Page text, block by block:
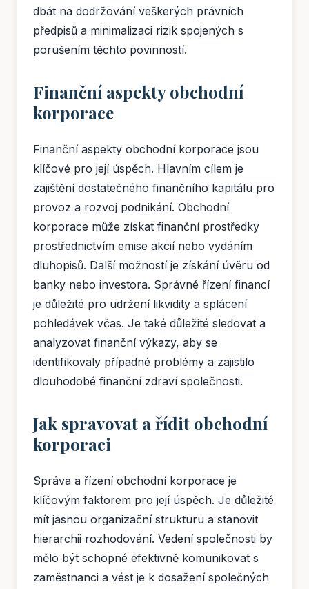
dbát na dodržování veškerých právních
předpisů a minimalizaci rizik spojených s
porušením těchto povinností.
Finanční aspekty obchodní
korporace
Finanční aspekty obchodní korporace jsou
klíčové pro její úspěch. Hlavním cílem je
zajištění dostatečného finančního kapitálu pro
provoz a rozvoj podnikání. Obchodní
korporace může získat finanční prostředky
prostřednictvím emise akcií nebo vydáním
dluhopisů. Další možností je získání úvěru od
banky nebo investora. Správné řízení financí
je důležité pro udržení likvidity a splácení
pohledávek včas. Je také důležité sledovat a
analyzovat finanční výkazy, aby se
identifikovaly případné problémy a zajistilo
dlouhodobé finanční zdraví společnosti.
Jak spravovat a řídit obchodní
korporaci
Správa a řízení obchodní korporace je
klíčovým faktorem pro její úspěch. Je důležité
mít jasnou organizační strukturu a stanovit
hierarchii rozhodování. Vedení společnosti by
mělo být schopné efektivně komunikovat s
zaměstnanci a vést je k dosažení společných